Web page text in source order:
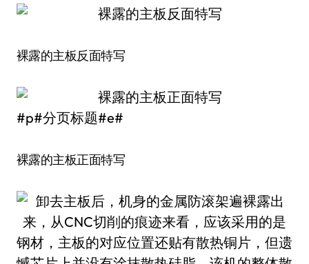
裸露的主板反面特写
#p#分页标题#e#
裸露的主板正面特写